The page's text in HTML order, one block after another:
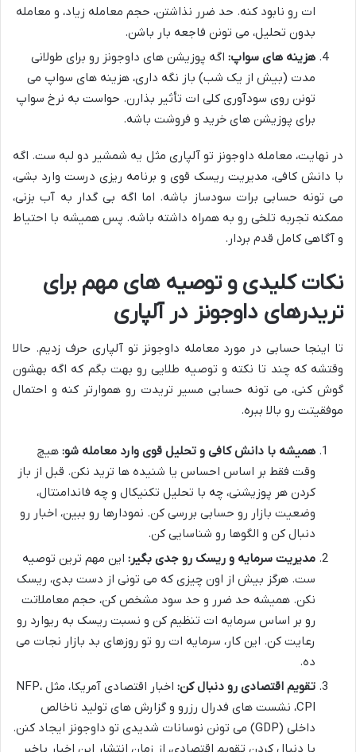
ات رو نابود کنه. حد ضرر نذاشتن، حجم معامله زیاد، و معامله
بدون تحلیل، می تونن فاجعه بار باشن.
هزینه های سواپ: اگه پوزیشن های داوجونز رو برای طولانی
مدت (بیش از یک شب) باز نگه داری، هزینه های سواپ می
تونن روی سودآوری کلی ات تأثیر بذارن. حواست به نرخ سواپ
برای پوزیشن های خرید و فروشت باشه.
در نهایت، معامله داوجونز تو آلپاری مثل یه شمشیر دو لبه ست. اگه
با دانش کافی، مدیریت ریسک قوی و برنامه ریزی درست وارد بشی،
می تونه حسابی برات سودساز باشه. اما اگه بی گدار به آب بزنی،
ممکنه تجربه تلخی رو به همراه داشته باشه. پس همیشه با احتیاط
و آگاهی کامل قدم بردار.
نکات کلیدی و توصیه های مهم برای
تریدرهای داوجونز در آلپاری
تا اینجا حسابی در مورد معامله داوجونز تو آلپاری حرف زدیم. حالا
وقتشه که چند تا نکته و توصیه طلایی رو بهت بگم که اگه بهشون
گوش کنی، می تونه حسابی مسیر تریدت رو هموارتر کنه و احتمال
موفقیتت رو بالا ببره.
همیشه با دانش کافی و تحلیل قوی وارد معامله شو: هیچ
وقت فقط بر اساس احساس یا شنیده ها ترید نکن. قبل از باز
کردن هر پوزیشنی، چه با تحلیل تکنیکال و چه فاندامنتال،
وضعیت بازار رو حسابی بررسی کن. نمودارها رو ببین، اخبار رو
دنبال کن و الگوها رو شناسایی کن.
مدیریت سرمایه و ریسک رو جدی بگیر: این مهم ترین توصیه
ست. هرگز بیش از اون چیزی که می تونی از دست بدی، ریسک
نکن. همیشه حد ضرر و حد سود مشخص کن، حجم معاملاتت
رو بر اساس سرمایه ات تنظیم کن و نسبت ریسک به ریوارد رو
رعایت کن. این کار، سرمایه ات رو تو روزهای بد بازار نجات می
ده.
تقویم اقتصادی رو دنبال کن:
اخبار اقتصادی آمریکا، مثل NFP،
CPI، نشست های فدرال رزرو و گزارش های تولید ناخالص
داخلی (GDP) می تونن نوسانات شدیدی تو داوجونز ایجاد کنن.